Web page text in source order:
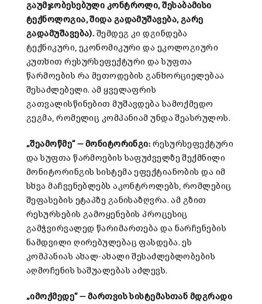
გაუმჯობესებული კონტროლი,შესაბამისი
ტექნოლოგია,შიდა გადამუშავება, გარე
გადამუშავება). შემდეგ კი დგინდება
ტექნიკური, ეკონომიკური და ეკოლოგიური
კუთხით რესურსეფექტური და სუფთა
წარმოების რა მეთოდების განხორციელებაა
შესაძლებელი. ამ ყველაფრის
გათვალისწინებით მუშავდება სამოქმედო
გეგმა, რომელიც კომპანიამ უნდა შეასრულოს.
„შეამოწმე“ — მონიტორინგი: რესურსეფექტური
და სუფთა წარმოების საფუძველზე შექმნილი
მონიტორინგის სისტემა ეფექტიანობის და იმ
სხვა მაჩვენებლებს აკონტროლებს, რომლებიც
შეფასების ეტაპზე განისაზღვრა. ამ გზით
რესურსების გამოყენების პროცესიც
გამჭვირვალედ წარიმართება და ნარჩენების
ნამდვილი ღირებულებაც ფასდება. ეს
კომპანიას ახალ-ახალი შესაძლებლობების
აღმოჩენის საშუალებას აძლევს.
„იმოქმედე“ — მართვის სისტემასთან მდგრადი